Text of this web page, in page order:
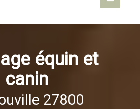
équin et
canin
27800